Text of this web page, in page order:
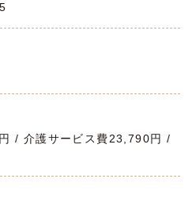
/ 介護サービス費23,790円 /